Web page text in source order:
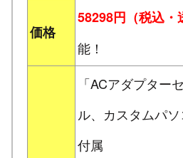
価格
58298円（税込・
能！
「ACアダプター
ル、カスタムパソ
付属